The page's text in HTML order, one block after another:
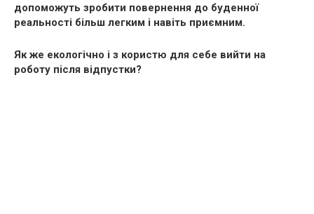
допоможуть зробити повернення до буденної
реальності більш легким і навіть приємним.
Як же екологічно і з користю для себе вийти на
роботу після відпустки?